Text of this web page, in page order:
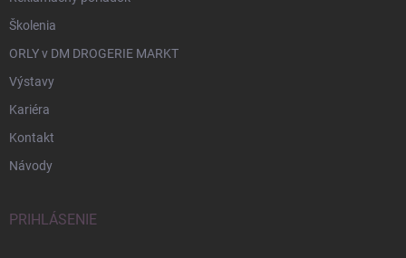
Školenia
ORLY v DM DROGERIE MARKT
Výstavy
Kariéra
Kontakt
Návody
PRIHLÁSENIE